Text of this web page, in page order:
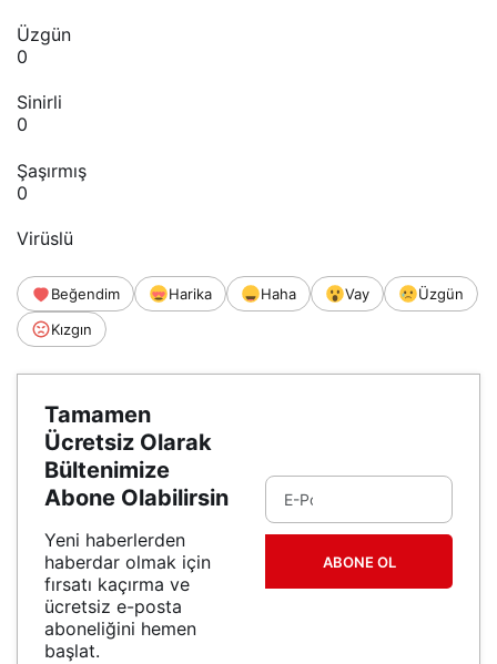
Üzgün
0
Sinirli
0
Şaşırmış
0
Virüslü
Beğendim Harika Haha Vay
Üzgün
Kızgın
Tamamen
Ücretsiz Olarak
Bültenimize
Abone Olabilirsin
Yeni haberlerden
haberdar olmak için
fırsatı kaçırma ve
ücretsiz e-posta
aboneliğini hemen
başlat.
ABONE OL